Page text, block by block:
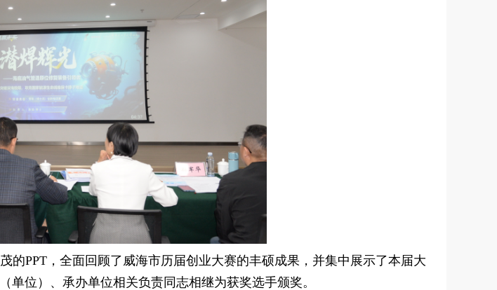
的PPT，全面回顾了威海市历届创业大赛的丰硕成果，并集中展示了本届大
位）、承办单位相关负责同志相继为获奖选手颁奖。